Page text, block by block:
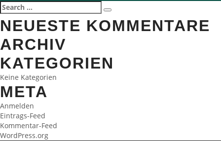
Search
for:
Search
NEUESTE KOMMENTARE
ARCHIV
KATEGORIEN
Keine Kategorien
META
Anmelden
Eintrags-Feed
Kommentar-Feed
WordPress.org